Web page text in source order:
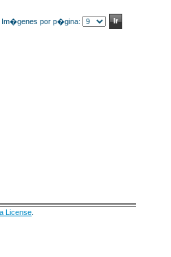
Im�genes por p�gina:
License